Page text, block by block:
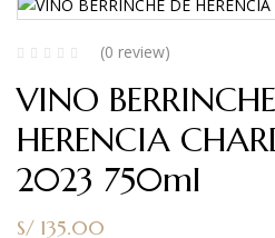
(0 review)
VINO
HERENCIA
2023 750ml
S/ 135.00